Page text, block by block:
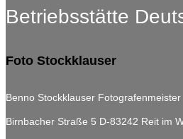
Betriebsstätte
Foto Stockklauser
Benno Stockklauser Fotografenmeister
Birnbacher Straße 5 D-83242 Reit im